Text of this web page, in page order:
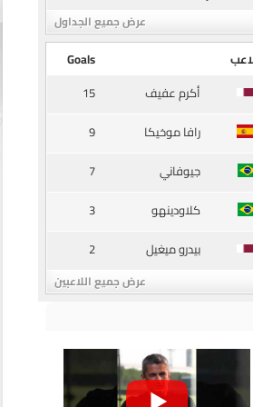
عرض جميع الجداول
Goals
أكرم عفيف
15
رافا موخيكا
9
جيوفاني
7
كلاودينهو
3
بيدرو ميغيل
2
عرض جميع اللاعبين